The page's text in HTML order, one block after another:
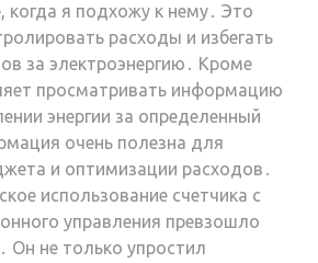
когда я подхожу к нему․ Это
расходы и избегать
за электроэнергию․ Кроме
просматривать информацию
энергии за определенный
очень полезна для
и оптимизации расходов․
использование счетчика с
управления превзошло
Он не только упростил